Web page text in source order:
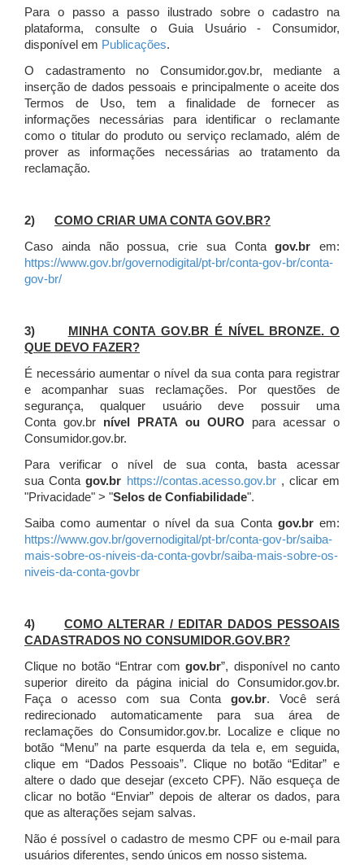
Para o passo a passo ilustrado sobre o cadastro na
plataforma, consulte o Guia Usuário - Consumidor,
disponível em Publicações.
O cadastramento no Consumidor.gov.br, mediante a
inserção de dados pessoais e principalmente o aceite dos
Termos de Uso, tem a finalidade de fornecer as
informações necessárias para identificar o reclamante
como o titular do produto ou serviço reclamado, além de
prover as informações necessárias ao tratamento da
reclamação.
2) COMO CRIAR UMA CONTA GOV.BR?
Caso ainda não possua, crie sua Contagov.br em:
https://www.gov.br/governodigital/pt-br/conta-gov-br/conta-
gov-br/
3)
MINHA CONTA GOV.BR É NÍVEL BRONZE. O
QUE DEVO FAZER?
É necessário aumentar o nível da sua conta para registrar
e acompanhar suas reclamações. Por questões de
segurança, qualquer usuário deve possuir uma
Conta gov.br nível PRATA ou OURO para acessar o
Consumidor.gov.br.
Para verificar o nível de sua conta, basta acessar
sua Contagov.br https://contas.acesso.gov.br, clicar em
"Privacidade" > "Selos de Confiabilidade".
Saiba como aumentar o nível da sua Conta gov.brem:
https://www.gov.br/governodigital/pt-br/conta-gov-br/saiba-
mais-sobre-os-niveis-da-conta-govbr/saiba-mais-sobre-os-
niveis-da-conta-govbr
4) COMO ALTERAR / EDITAR DADOS PESSOAIS
CADASTRADOS NO CONSUMIDOR.GOV.BR?
Clique no botão “Entrar comgov.br”, disponível no canto
superior direito da página inicial do Consumidor.gov.br.
Faça o acesso com sua Conta gov.br. Você será
redirecionado automaticamente para sua área de
reclamações do Consumidor.gov.br.
Localize e clique no
botão “Menu” na parte esquerda da tela e, em seguida,
clique em “Dados Pessoais”. Clique no botão “Editar” e
altere o dado que desejar (exceto CPF). Não esqueça de
clicar no botão “Enviar” depois de alterar os dados, para
que as alterações sejam salvas.
Não é possível o cadastro de mesmo CPF ou e-mail para
usuários diferentes, sendo únicos em nosso sistema.